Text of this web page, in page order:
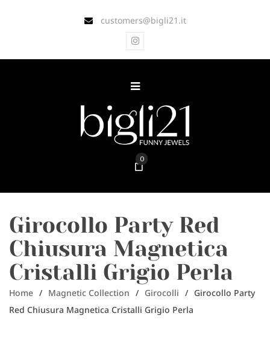
customers@bigli21.it
0
Girocollo Party Red
Chiusura Magnetica
Cristalli Grigio Perla
Home / Magnetic Collection / Girocolli / Girocollo Party
Red Chiusura Magnetica Cristalli Grigio Perla